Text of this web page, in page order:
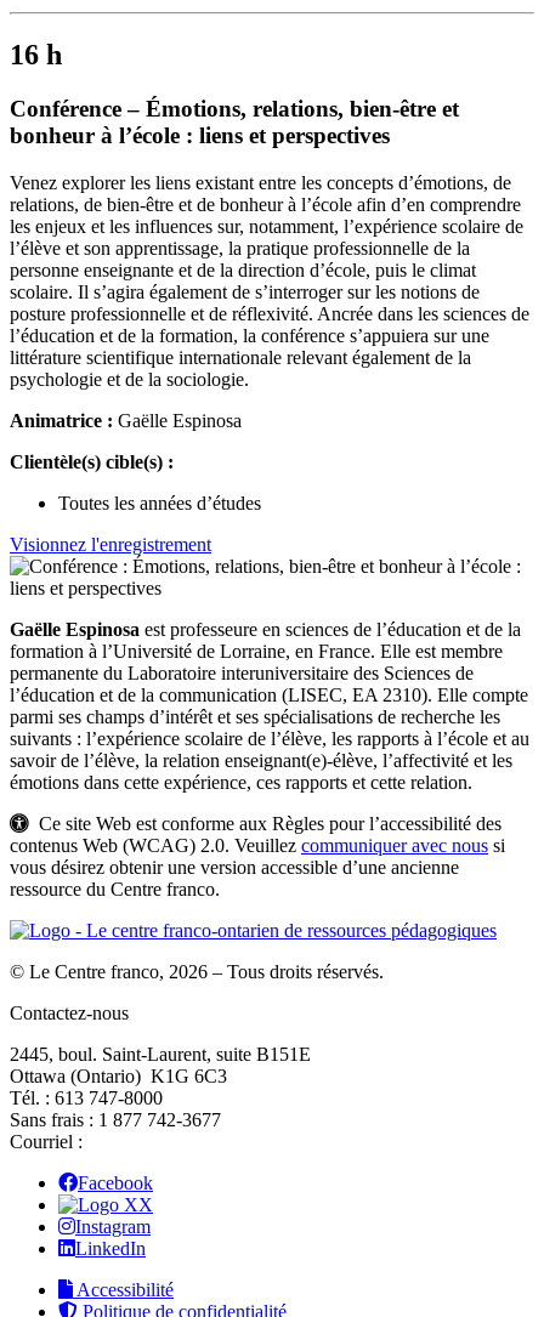
16 h
Conférence – Émotions, relations, bien-être et
bonheur à l’école : liens et perspectives
Venez explorer les liens existant entre les concepts d’émotions, de
relations, de bien-être et de bonheur à l’école afin d’en comprendre
les enjeux et les influences sur, notamment, l’expérience scolaire de
l’élève et son apprentissage, la pratique professionnelle de la
personne enseignante et de la direction d’école, puis le climat
scolaire. Il s’agira également de s’interroger sur les notions de
posture professionnelle et de réflexivité. Ancrée dans les sciences de
l’éducation et de la formation, la conférence s’appuiera sur une
littérature scientifique internationale relevant également de la
psychologie et de la sociologie.
Animatrice : Gaëlle Espinosa
Clientèle(s) cible(s) :
Toutes les années d’études
Visionnez l'enregistrement
Gaëlle Espinosa est professeure en sciences de l’éducation et de la
formation à l’Université de Lorraine, en France. Elle est membre
permanente du Laboratoire interuniversitaire des Sciences de
l’éducation et de la communication (LISEC, EA 2310). Elle compte
parmi ses champs d’intérêt et ses spécialisations de recherche les
suivants : l’expérience scolaire de l’élève, les rapports à l’école et au
savoir de l’élève, la relation enseignant(e)-élève, l’affectivité et les
émotions dans cette expérience, ces rapports et cette relation.
Ce site Web est conforme aux Règles pour l’accessibilité des
contenus Web (WCAG) 2.0. Veuillez communiquer avec nous si
vous désirez obtenir une version accessible d’une ancienne
ressource du Centre franco.
© Le Centre franco, 2026 – Tous droits réservés.
Contactez-nous
2445, boul. Saint-Laurent, suite B151E
Ottawa (Ontario) K1G 6C3
Tél. : 613 747‑8000
Sans frais : 1 877 742‑3677
Courriel :
Facebook
X
Instagram
LinkedIn
Accessibilité
Politique de confidentialité